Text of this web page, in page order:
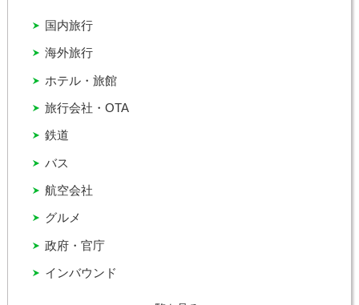
インバウンド
グルメ
バス
ホテル・旅館
国内旅行
政府・官庁
旅行会社・OTA
海外旅行
航空会社
鉄道